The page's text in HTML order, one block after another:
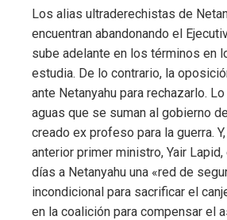
Los alias ultraderechistas de
encuentran abandonando el
sube adelante en los términos en
estudia. De lo contrario, la
ante Netanyahu para rechazarlo.
aguas que se suman al gobierno
creado ex profeso para la guerra.
anterior primer ministro, Yair
días a Netanyahu una «red de
incondicional para sacrificar el
en la coalición para compensar el